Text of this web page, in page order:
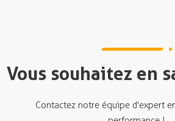
Vous souhaitez en
Contactez notre équipe d'expert